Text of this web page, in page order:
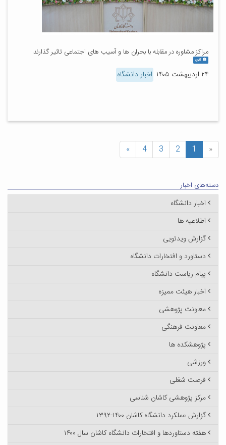
مراکز مشاوره در مقابله با بحران ها و آسیب های اجتماعی تاثیر گذارند
گالری
۲۴ اردیبهشت ۱۴۰۵ اخبار دانشگاه
«
1
2
3
4
»
دسته‌های اخبار
اخبار دانشگاه
اطلاعیه ها
گزارش ویدئویی
دستاورد و افتخارات دانشگاه
پیام ریاست دانشگاه
اخبار هیئت ممیزه
معاونت پژوهشی
معاونت فرهنگی
پژوهشکده ها
ورزشی
فرصت شغلی
مرکز پژوهشی کاشان شناسی
گزارش عملکرد دانشگاه کاشان ۱۴۰۰-۱۳۹۲
هفته دستاوردها و افتخارات دانشگاه کاشان سال ۱۴۰۰